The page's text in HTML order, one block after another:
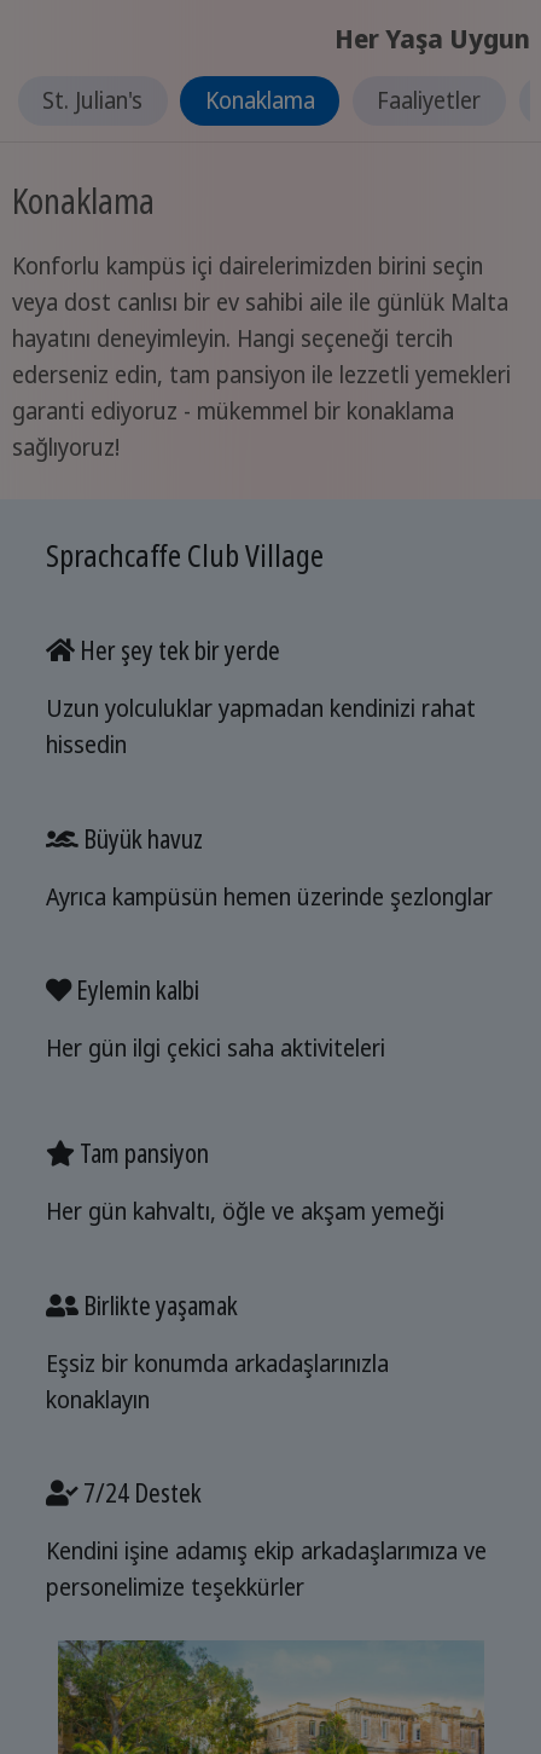
Her Yaşa Uygun
St. Julian's Konaklama Faaliyetler
Konaklama
Konforlu kampüs içi dairelerimizden birini seçin
veya dost canlısı bir ev sahibi aile ile günlük Malta
hayatını deneyimleyin. Hangi seçeneği tercih
ederseniz edin, tam pansiyon ile lezzetli yemekleri
garanti ediyoruz - mükemmel bir konaklama
sağlıyoruz!
Sprachcaffe Club Village
Her şey tek bir yerde
Uzun yolculuklar yapmadan kendinizi rahat
hissedin
Büyük havuz
Ayrıca kampüsün hemen üzerinde şezlonglar
Eylemin kalbi
Her gün ilgi çekici saha aktiviteleri
Tam pansiyon
Her gün kahvaltı, öğle ve akşam yemeği
Birlikte yaşamak
Eşsiz bir konumda arkadaşlarınızla
konaklayın
7/24 Destek
Kendini işine adamış ekip arkadaşlarımıza ve
personelimize teşekkürler